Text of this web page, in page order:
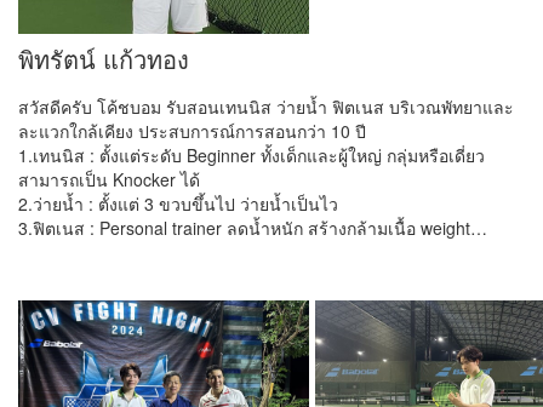
พิทรัตน์ แก้วทอง
สวัสดีครับ โค้ชบอม รับสอนเทนนิส ว่ายน้ำ ฟิตเนส บริเวณพัทยาและ
ละแวกใกล้เคียง ประสบการณ์การสอนกว่า 10 ปี
1.เทนนิส : ตั้งแต่ระดับ Beginner ทั้งเด็กและผู้ใหญ่ กลุ่มหรือเดี่ยว
สามารถเป็น Knocker ได้
2.ว่ายน้ำ : ตั้งแต่ 3 ขวบขึ้นไป ว่ายน้ำเป็นไว
3.ฟิตเนส : Personal trainer ลดน้ำหนัก สร้างกล้ามเนื้อ weight…